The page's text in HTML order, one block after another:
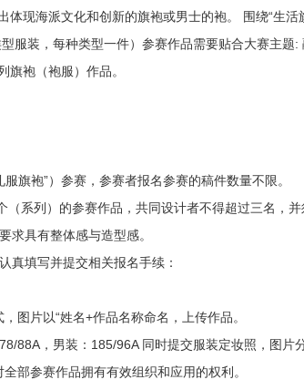
现海派文化和创新的旗袍或男士的袍。 围绕“生
服装，每种类型一件）参赛作品需要贴合大赛主题:
袍（袍服）作品。
旗袍”）参赛，参赛者报名参赛的稿件数量不限。
系列）的参赛作品，共同设计者不得超过三名，并
求具有整体感与造型感。
真填写并提交相关报名手续：
图片以“姓名+作品名称命名， 上传作品。
88A，男装：185/96A 同时提交服装定妆照，图片
部参赛作品拥有有效组织和应用的权利。